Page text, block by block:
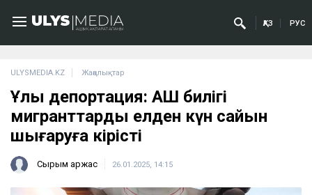
ҚАЗ РУС
ULYSMEDIA.KZ Жаңалықтар
Ұлы депортация: АҚШ билігі
мигранттарды елден күн сайын
шығаруға кірісті
Сырым Қаржас 26.01.2025, 14:15